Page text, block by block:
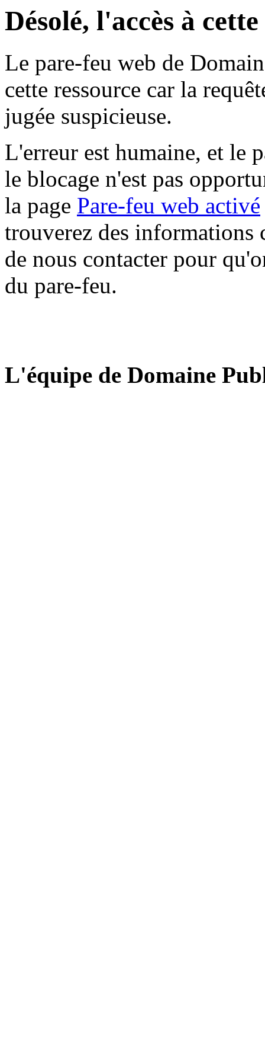
Désolé, l'accès à
Le pare-feu web de
cette ressource car la
jugée suspicieuse.
L'erreur est humaine, et le
le blocage n'est pas
la page Pare-feu web activé
trouverez des informations
de nous contacter pour
du pare-feu.
L'équipe de Domaine